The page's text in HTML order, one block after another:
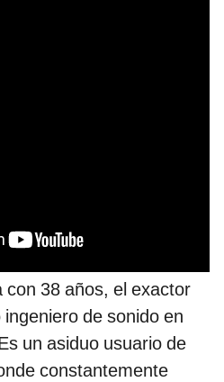
con 38 años, el exactor
de sonido en
un asiduo usuario de
constantemente